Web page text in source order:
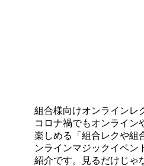
組合様向けオンラインレ
コロナ禍でもオンライン
楽しめる「組合レクや
ンラインマジックイベン
紹介です。見るだけじゃ